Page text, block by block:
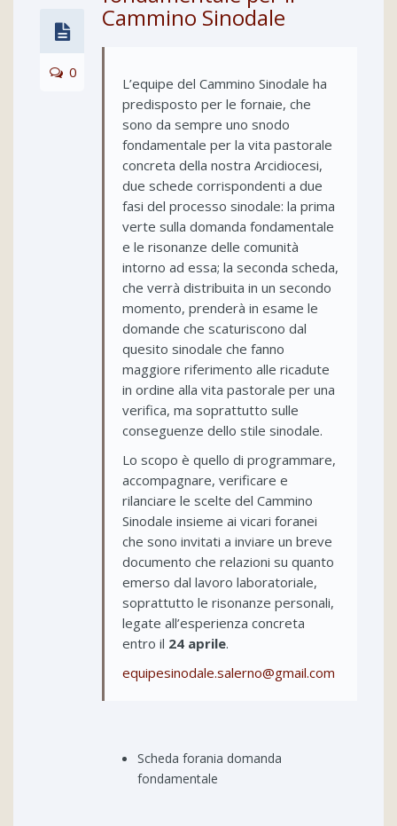
0
Cammino Sinodale
L’equipe del Cammino Sinodale ha
predisposto per le fornaie, che
sono da sempre uno snodo
fondamentale per la vita pastorale
concreta della nostra Arcidiocesi,
due schede corrispondenti a due
fasi del processo sinodale: la prima
verte sulla domanda fondamentale
e le risonanze delle comunità
intorno ad essa; la seconda scheda,
che verrà distribuita in un secondo
momento, prenderà in esame le
domande che scaturiscono dal
quesito sinodale che fanno
maggiore riferimento alle ricadute
in ordine alla vita pastorale per una
verifica, ma soprattutto sulle
conseguenze dello stile sinodale.
Lo scopo è quello di programmare,
accompagnare, verificare e
rilanciare le scelte del Cammino
Sinodale insieme ai vicari foranei
che sono invitati a inviare un breve
documento che relazioni su quanto
emerso dal lavoro laboratoriale,
soprattutto le risonanze personali,
legate all’esperienza concreta
entro il 24 aprile.
equipesinodale.salerno@gmail.com
Scheda forania domanda
fondamentale